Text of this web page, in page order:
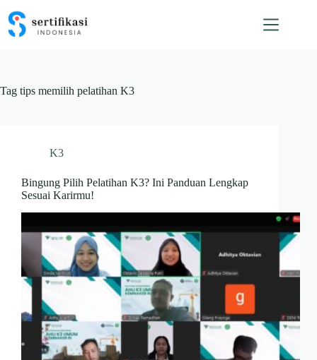
content
Tag tips memilih pelatihan K3
K3
Bingung Pilih Pelatihan K3? Ini Panduan Lengkap
Sesuai Karirmu!